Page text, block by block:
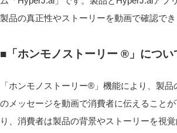
製品の真正性やストーリーを動画で確認でき
■「ホンモノストーリー ®」につい
「ホンモノストーリー®」機能により、製
のメッセージを動画で消費者に伝えること
り、消費者は製品の背景やストーリーを視